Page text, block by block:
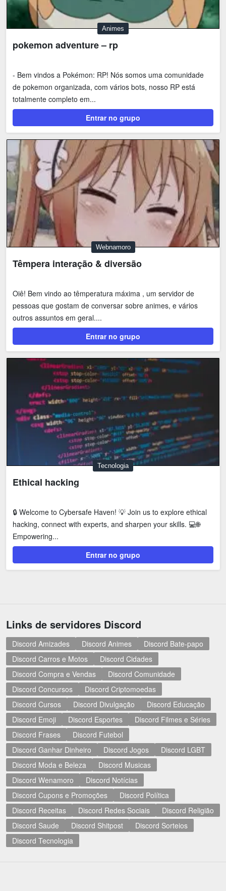
Animes
pokemon adventure – rp
- Bem vindos a Pokémon: RP! Nós somos uma comunidade
de pokemon organizada, com vários bots, nosso RP está
totalmente completo em...
Entrar no grupo
Webnamoro
Têmpera interação & diversão
Oiê! Bem vindo ao têmperatura máxima , um servidor de
pessoas que gostam de conversar sobre animes, e vários
outros assuntos em geral....
Entrar no grupo
Tecnologia
Ethical hacking
🔒 Welcome to Cybersafe Haven! 💡 Join us to explore ethical
hacking, connect with experts, and sharpen your skills. 💻🌐
Empowering...
Entrar no grupo
Links de servidores Discord
Discord Amizades Discord Animes
Discord Bate-papo
Discord Carros e Motos
Discord Cidades
Discord Compra e Vendas
Discord Comunidade
Discord Concursos
Discord Criptomoedas
Discord Cursos
Discord Divulgação
Discord Educação
Discord Emoji
Discord Esportes
Discord Filmes e Séries
Discord Frases
Discord Futebol
Discord Ganhar Dinheiro
Discord Jogos
Discord LGBT
Discord Moda e Beleza
Discord Musicas
Discord Wenamoro
Discord Notícias
Discord Cupons e Promoções
Discord Política
Discord Receitas
Discord Redes Sociais
Discord Religião
Discord Saude
Discord Shitpost
Discord Sorteios
Discord Tecnologia